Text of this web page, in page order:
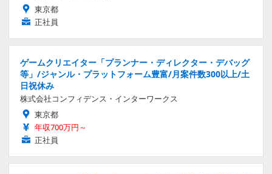
東京都
正社員
ゲームクリエイター「プランナー・ディレクター・デバッグ
等」/ジャンル・プラットフォーム豊富/月案件数300以上/土
日祝休み
株式会社コンフィデンス・インターワークス
東京都
年収700万円～
正社員